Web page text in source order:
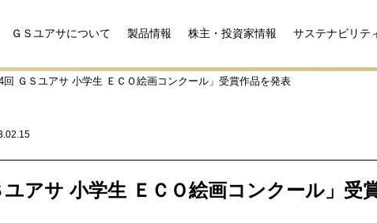
ＧＳユアサについて 製品情報 株主・投資家情報 サステナビリテ
回 ＧＳユアサ 小学生 ＥＣＯ絵画コンクール」受賞作品を発表
ユアサ 小学生 ＥＣＯ絵画コンクール」受